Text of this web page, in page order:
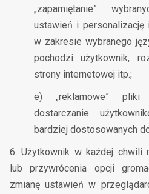
„zapamiętanie”
ustawień i personalizację
w zakresie wybranego
pochodzi użytkownik,
strony internetowej itp.;
e) „reklamowe” pliki
dostarczanie
bardziej dostosowanych
6. Użytkownik w każdej chwili
lub przywrócenia opcji
zmianę ustawień w